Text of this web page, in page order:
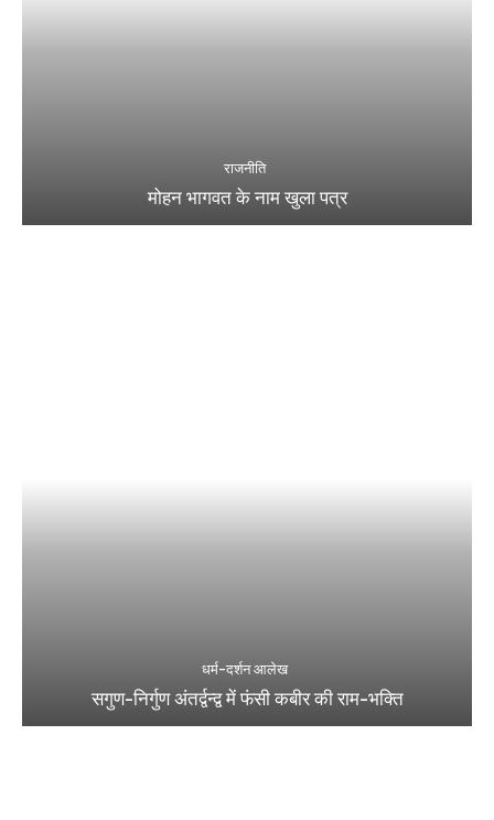
राजनीति
मोहन भागवत के नाम खुला पत्र
धर्म-दर्शन आलेख
सगुण-निर्गुण अंतर्द्वन्द्व में फंसी कबीर की राम-भक्ति